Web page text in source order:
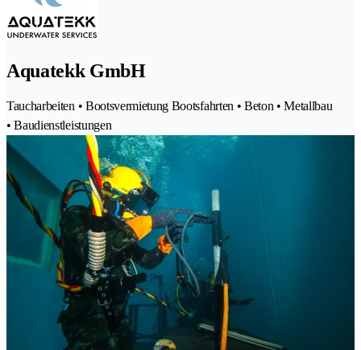
Aquatekk GmbH
Taucharbeiten • Bootsvermietung Bootsfahrten • Beton • Metallbau
• Baudienstleistungen